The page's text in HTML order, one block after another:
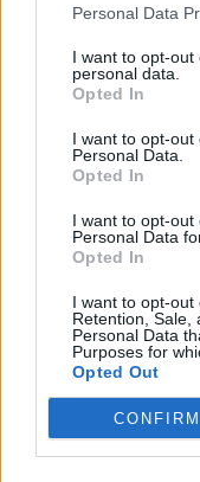
Personal Data
I want to opt-
personal data.
Opted In
I want to opt-out
Personal Data.
Opted In
I want to opt-
Personal Data
Opted In
I want to opt-out
Retention, Sale,
Personal Data
Purposes for
Opted Out
CONFIRM
• Sits: tjocklek 65 mm
Stolen är klädd i
fyra olika färger:
Artikelnummer:
Leveranstid:Ca 4
Total höjd: 122-134 cm
Sitthöjd: 43-55 cm
Sittbredd: 54 cm
Sittdjup: 44 cm